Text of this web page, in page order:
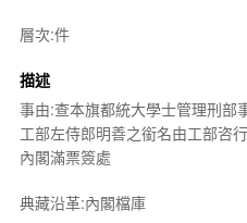
層次:件
描述
事由:查本旗都統大學士管理刑部
工部左侍郎明善之銜名由工部咨
內閣滿票簽處
典藏沿革:內閣檔庫